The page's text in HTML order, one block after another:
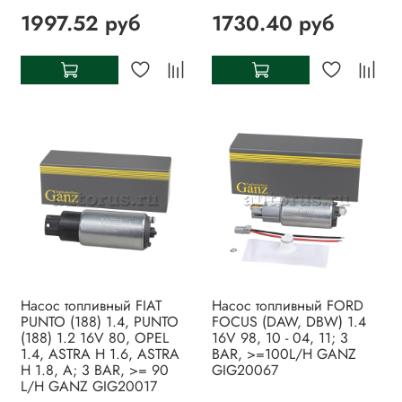
1997.52 руб 1730.40 руб
Насос топливный FIAT
PUNTO (188) 1.4, PUNTO
(188) 1.2 16V 80, OPEL
1.4, ASTRA H 1.6, ASTRA
H 1.8, A; 3 BAR, >= 90
L/H GANZ GIG20017
Насос топливный FORD
FOCUS (DAW, DBW) 1.4
16V 98, 10 - 04, 11; 3
BAR, >=100L/H GANZ
GIG20067